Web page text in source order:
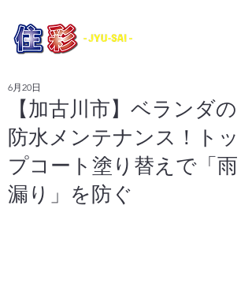
【加古川市】ベランダの
防水メンテナンス！トッ
プコート塗り替えで「雨
漏り」を防ぐ
6月20日